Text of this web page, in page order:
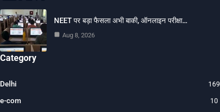
NEET पर बड़ा फैसला अभी बाकी, ऑनलाइन परीक्षा…
Aug 8, 2026
Category
Delhi
e-com 10